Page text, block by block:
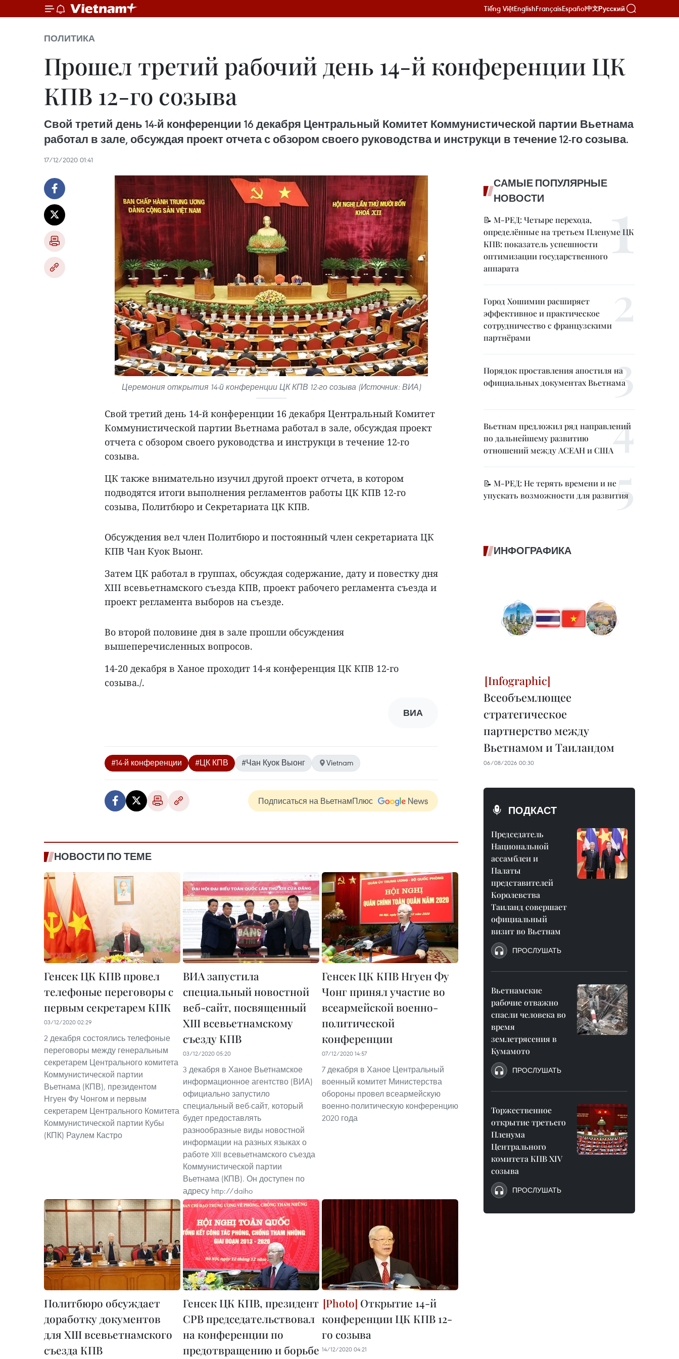
Tiếng ViệtEnglishFrançaisEspañol中文Русский
ПОЛИТИКА
Прошел третий рабочий день 14-й конференции ЦК
КПВ 12-го созыва
Свой третий день 14-й конференции 16 декабря Центральный Комитет Коммунистической партии Вьетнама
работал в зале, обсуждая проект отчета с обзором своего руководства и инструкци в течение 12-го созыва.
17/12/2020 01:41
Церемония открытия 14-й конференции ЦК КПВ 12-го созыва (Источник: ВИА)
Свой третий день 14-й конференции 16 декабря Центральный Комитет
Коммунистической партии Вьетнама работал в зале, обсуждая проект
отчета с обзором своего руководства и инструкци в течение 12-го
созыва.
ЦК также внимательно изучил другой проект отчета, в котором
подводятся итоги выполнения регламентов работы ЦК КПВ 12-го
созыва, Политбюро и Секретариата ЦК КПВ.
Обсуждения вел член Политбюро и постоянный член секретариата ЦК
КПВ Чан Куок Выонг.
Затем ЦК работал в группах, обсуждая содержание, дату и повестку дня
XIII всевьетнамского съезда КПВ, проект рабочего регламента съезда и
проект регламента выборов на съезде.
Во второй половине дня в зале прошли обсуждения
вышеперечисленных вопросов.
14-20 декабря в Ханое проходит 14-я конференция ЦК КПВ 12-го
созыва./.
ВИА
#14-й конференции #ЦК КПВ #Чан Куок Выонг Vietnam
Подписаться на ВьетнамПлюс
НОВОСТИ ПО ТЕМЕ
Генсек ЦК КПВ провел
телефоные переговоры с
первым секретарем КПК
03/12/2020 02:29
2 декабря состоялись телефоные
переговоры между генеральным
секретарем Центрального комитета
Коммунистической партии
Вьетнама (КПВ), президентом
Нгуен Фу Чонгом и первым
секретарем Центрального Комитета
Коммунистической партии Кубы
(КПК) Раулем Кастро
ВИА запустила
специальный новостной
веб-сайт, посвященный
XIII всевьетнамскому
съезду КПВ
03/12/2020 05:20
3 декабря в Ханое Вьетнамское
информационное агентство (ВИА)
официально запустило
специальный веб-сайт, который
будет предоставлять
разнообразные виды новостной
информации на разных языках о
работе XIII всевьетнамского съезда
Коммунистической партии
Вьетнама (КПВ). Он доступен по
адресу http://daiho
Генсек ЦК КПВ Нгуен Фу
Чонг принял участие во
всеармейской военно-
политической
конференции
07/12/2020 14:57
7 декабря в Ханое Центральный
военный комитет Министерства
обороны провел всеармейскую
военно-политическую конференцию
2020 года
Политбюро обсуждает
доработку документов
для ХIII всевьетнамского
съезда КПВ
Генсек ЦК КПВ, президент
СРВ председательствовал
на конференции по
предотвращению и борьбе
Открытие 14-й
конференции ЦК КПВ 12-
го созыва
14/12/2020 04:21
САМЫЕ ПОПУЛЯРНЫЕ
НОВОСТИ
📝 М-РЕД: Четыре перехода,
определённые на третьем Пленуме ЦК
КПВ: показатель успешности
оптимизации государственного
аппарата
Город Хошимин расширяет
эффективное и практическое
сотрудничество с французскими
партнёрами
Порядок проставления апостиля на
официальных документах Вьетнама
Вьетнам предложил ряд направлений
по дальнейшему развитию
отношений между АСЕАН и США
📝 М-РЕД: Не терять времени и не
упускать возможности для развития
ИНФОГРАФИКА
Всеобъемлющее
стратегическое
партнерство между
Вьетнамом и Таиландом
06/08/2026 00:30
ПОДКАСТ
Председатель
Национальной
ассамблеи и
Палаты
представителей
Королевства
Таиланд совершает
официальный
визит во Вьетнам
ПРОСЛУШАТЬ
Вьетнамские
рабочие отважно
спасли человека во
время
землетрясения в
Кумамото
ПРОСЛУШАТЬ
Торжественное
открытие третьего
Пленума
Центрального
комитета КПВ XIV
созыва
ПРОСЛУШАТЬ